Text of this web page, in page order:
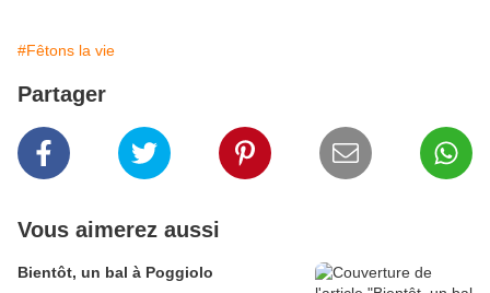
#Fêtons la vie
Partager
Vous aimerez aussi
Bientôt, un bal à Poggiolo